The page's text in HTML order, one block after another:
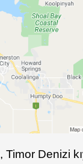
, Timor Denizi